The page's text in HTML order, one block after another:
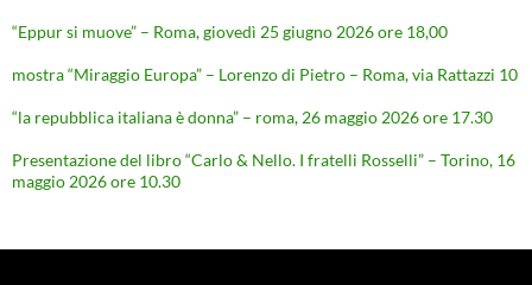
“Eppur si muove” – Roma, giovedì 25 giugno 2026 ore 18,00
mostra “Miraggio Europa” – Lorenzo di Pietro – Roma, via Rattazzi 10
“la repubblica italiana è donna” – roma, 26 maggio 2026 ore 17.30
Presentazione del libro “Carlo & Nello. I fratelli Rosselli” – Torino, 16
maggio 2026 ore 10.30